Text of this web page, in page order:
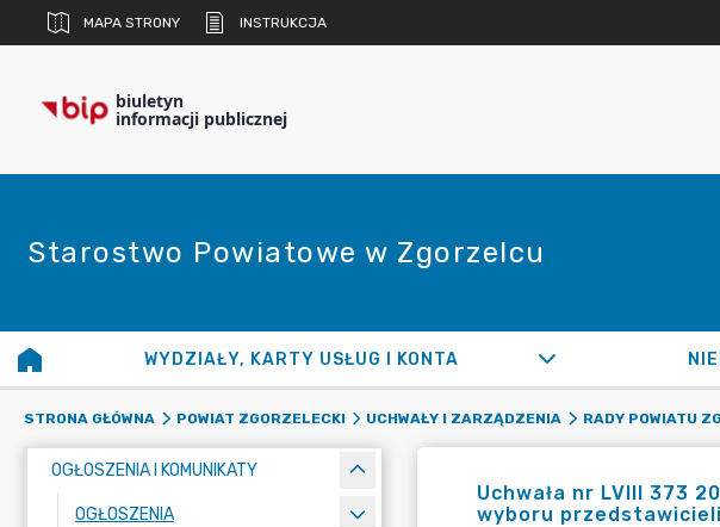
MAPA STRONY INSTRUKCJA
biuletyn
informacji publicznej
Starostwo Powiatowe w Zgorzelcu
WYDZIAŁY, KARTY USŁUG I KONTA
STRONA GŁÓWNA POWIAT ZGORZELECKI UCHWAŁY I ZARZĄDZENIA RADY POWIATU
OGŁOSZENIA I KOMUNIKATY
OGŁOSZENIA
Uchwała nr LVIII 373
wyboru